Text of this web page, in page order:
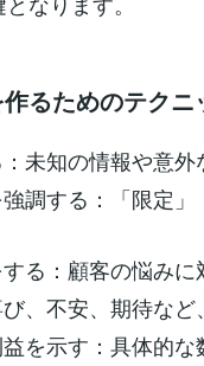
るためのテクニ
未知の情報や意外
調する：「限定
る：顧客の悩みに
、不安、期待など
を示す：具体的な